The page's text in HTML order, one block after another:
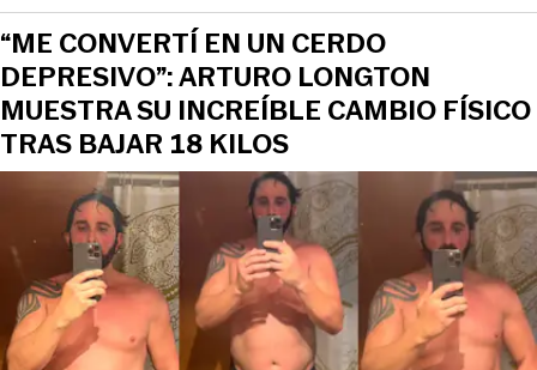
“ME CONVERTÍ EN UN CERDO
DEPRESIVO”: ARTURO LONGTON
MUESTRA SU INCREÍBLE CAMBIO FÍSICO
TRAS BAJAR 18 KILOS